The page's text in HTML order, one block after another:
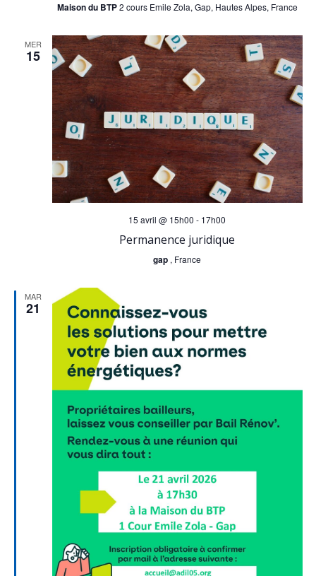
Maison du BTP2 cours Emile Zola, Gap, Hautes Alpes, France
MER
15
15 avril @ 15h00 - 17h00
Permanence juridique
gap , France
MAR
21